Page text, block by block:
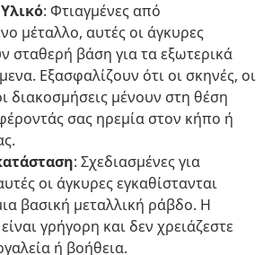
: Φτιαγμένες από
μέταλλο, αυτές οι άγκυρες
σταθερή βάση για τα εξωτερικά
Εξασφαλίζουν ότι οι σκηνές, οι
διακοσμήσεις μένουν στη θέση
σας ηρεμία στον κήπο ή
: Σχεδιασμένες για
οι άγκυρες εγκαθίστανται
βασική μεταλλική ράβδο. Η
γρήγορη και δεν χρειάζεστε
ή βοήθεια.